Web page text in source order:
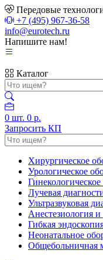
Передовые
+7 (495) 967-36-58
info@eurotech.ru
Напишите нам!
Каталог
0 шт. 0 р.
Запросить КП
Хирургическое
Урологическое
Лучевая
Ультразвуковая
Анестезиология
Гибкая
Неонатальное
Общебольничная